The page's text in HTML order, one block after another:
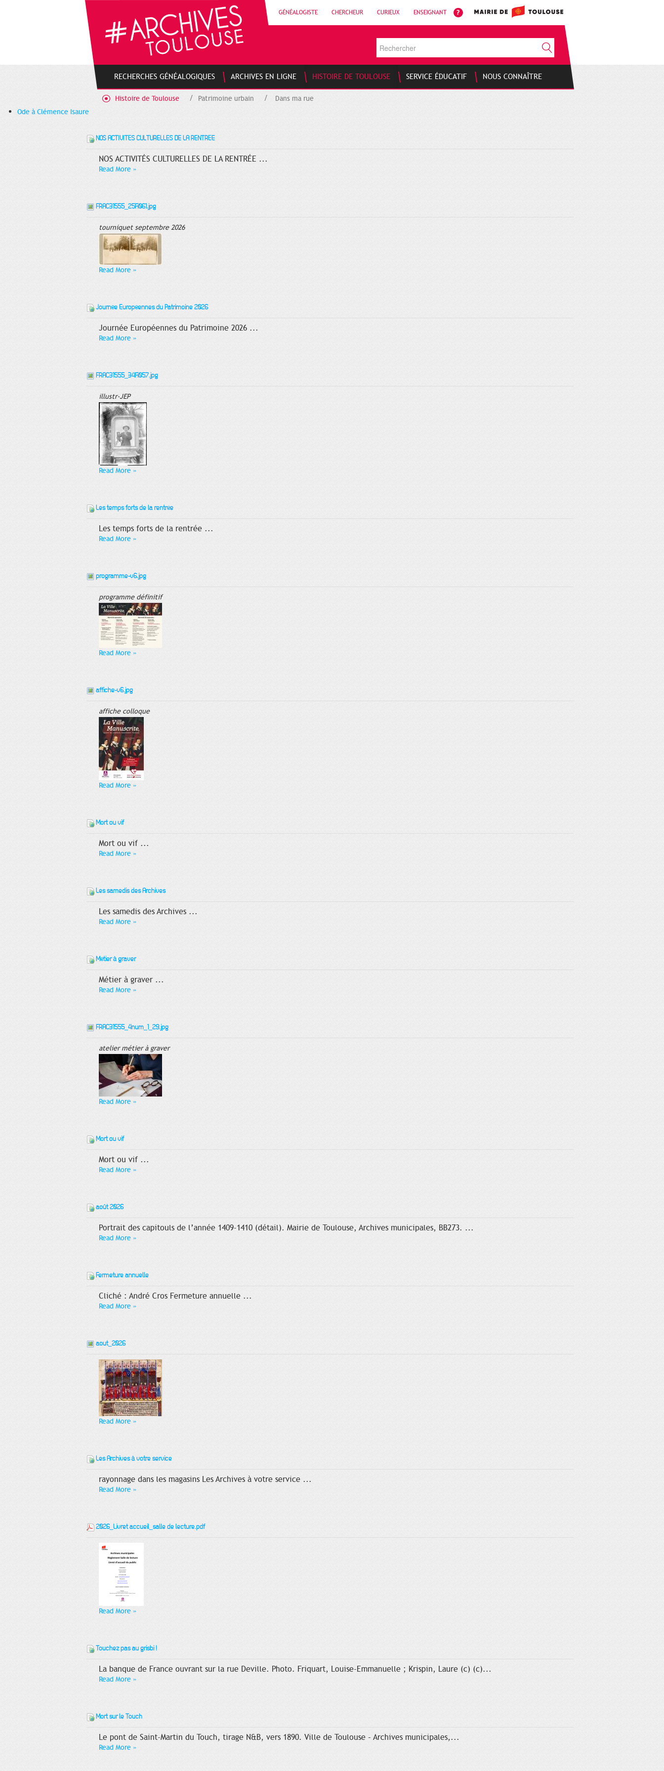
GÉNÉALOGISTE CHERCHEUR CURIEUX ENSEIGNANT
RECHERCHES GÉNÉALOGIQUES ARCHIVES EN LIGNE HISTOIRE DE TOULOUSE SERVICE ÉDUCATIF NOUS CONNAÎTRE
Histoire de Toulouse Patrimoine urbain
Dans ma rue
Ode à Clémence Isaure
NOS ACTIVITÉS CULTURELLES DE LA RENTRÉE
NOS ACTIVITÉS CULTURELLES DE LA RENTRÉE ...
Read More »
FRAC31555_25Fi061.jpg
tourniquet septembre 2026
Read More »
Journée Européennes du Patrimoine 2026
Journée Européennes du Patrimoine 2026 ...
Read More »
FRAC31555_34Fi057.jpg
illustr-JEP
Read More »
Les temps forts de la rentrée
Les temps forts de la rentrée ...
Read More »
programme-v6.jpg
programme définitif
Read More »
affiche-v6.jpg
affiche colloque
Read More »
Mort ou vif
Mort ou vif ...
Read More »
Les samedis des Archives
Les samedis des Archives ...
Read More »
Métier à graver
Métier à graver ...
Read More »
FRAC31555_4num_1_29.jpg
atelier métier à graver
Read More »
Mort ou vif
Mort ou vif ...
Read More »
août 2026
Portrait des capitouls de l’année 1409-1410 (détail). Mairie de Toulouse, Archives municipales, BB273. ...
Read More »
Fermeture annuelle
Cliché : André Cros Fermeture annuelle ...
Read More »
aout_2026
Read More »
Les Archives à votre service
rayonnage dans les magasins Les Archives à votre service ...
Read More »
2026_Livret accueil_salle de lecture.pdf
Read More »
Touchez pas au grisbi !
La banque de France ouvrant sur la rue Deville. Photo. Friquart, Louise-Emmanuelle ; Krispin, Laure (c) (c)...
Read More »
Mort sur le Touch
Le pont de Saint-Martin du Touch, tirage N&B, vers 1890. Ville de Toulouse – Archives municipales,...
Read More »
Cookies management panel